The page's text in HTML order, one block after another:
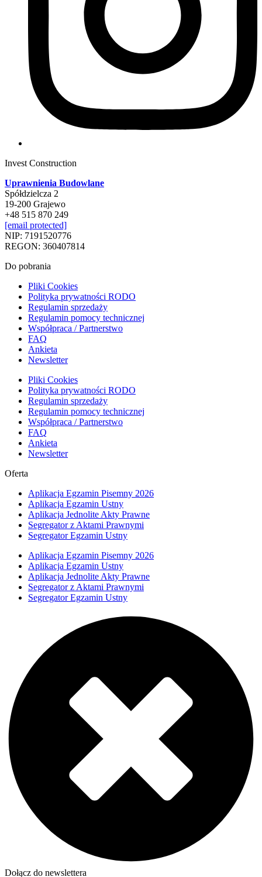
Invest Construction
Uprawnienia Budowlane
Spółdzielcza 2
19-200 Grajewo
+48 515 870 249
[email protected]
NIP: 7191520776
REGON: 360407814
Do pobrania
Pliki Cookies
Polityka prywatności RODO
Regulamin sprzedaży
Regulamin pomocy technicznej
Współpraca / Partnerstwo
FAQ
Ankieta
Newsletter
Pliki Cookies
Polityka prywatności RODO
Regulamin sprzedaży
Regulamin pomocy technicznej
Współpraca / Partnerstwo
FAQ
Ankieta
Newsletter
Oferta
Aplikacja Egzamin Pisemny 2026
Aplikacja Egzamin Ustny
Aplikacja Jednolite Akty Prawne
Segregator z Aktami Prawnymi
Segregator Egzamin Ustny
Aplikacja Egzamin Pisemny 2026
Aplikacja Egzamin Ustny
Aplikacja Jednolite Akty Prawne
Segregator z Aktami Prawnymi
Segregator Egzamin Ustny
Dołącz do newslettera